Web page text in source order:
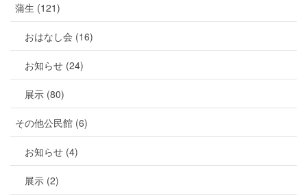
蒲生 (121)
おはなし会 (16)
お知らせ (24)
展示 (80)
その他公民館 (6)
お知らせ (4)
展示 (2)